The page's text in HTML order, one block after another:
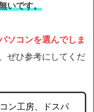
いです。
ソコンを選んでしま
ぜひ参考にしてくだ
ン工房、ドスパ